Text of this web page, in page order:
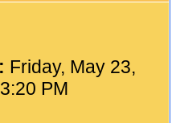
Friday, May 23,
PM